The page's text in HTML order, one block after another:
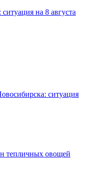
на 8 августа
ситуация
тепличных овощей